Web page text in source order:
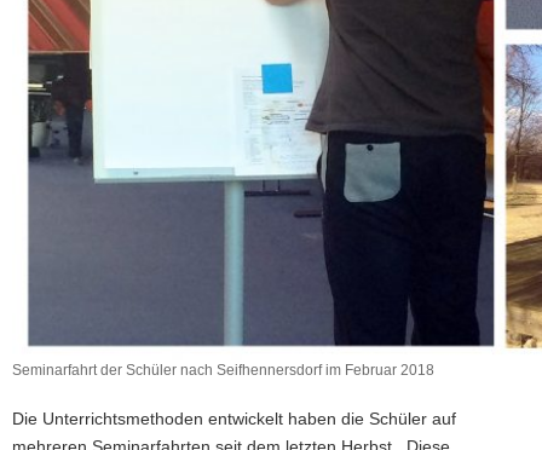
Seminarfahrt der Schüler nach Seifhennersdorf im Februar 2018
Die Unterrichtsmethoden entwickelt haben die Schüler auf